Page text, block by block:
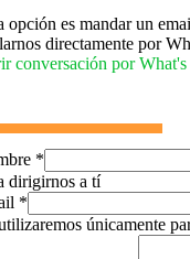
opción es mandar un
directamente por
conversación por What's
*
dirigirnos a tí
*
únicamente